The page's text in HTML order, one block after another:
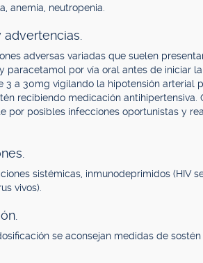
anemia, neutropenia.
adversas variadas que suelen
paracetamol por vía oral antes de iniciar
3 a 30mg vigilando la hipotensión arterial
recibiendo medicación
por posibles infecciones oportunistas y
sistémicas, inmunodeprimidos (HIV
vivos).
se aconsejan medidas de